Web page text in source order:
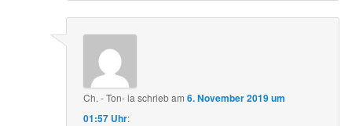
Ch. - Ton- ia schriebam6. November 2019 um
01:57 Uhr: